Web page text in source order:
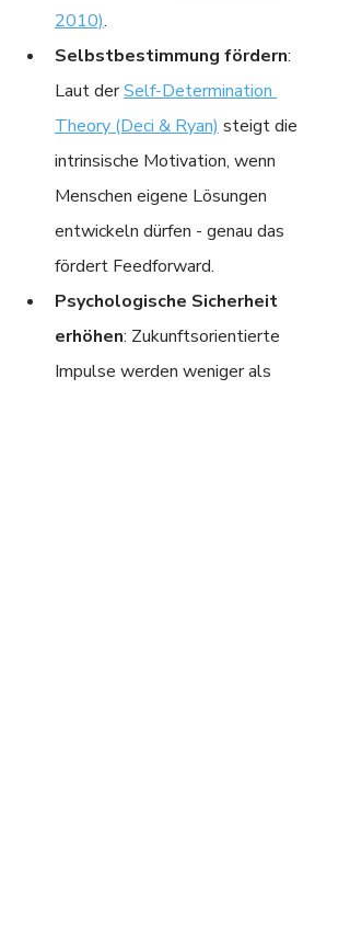
2010).
Selbstbestimmung fördern:
Laut der Self-Determination
Theory (Deci & Ryan) steigt die
intrinsische Motivation, wenn
Menschen eigene Lösungen
entwickeln dürfen - genau das
fördert Feedforward.
Psychologische Sicherheit
erhöhen: Zukunftsorientierte
Impulse werden weniger als